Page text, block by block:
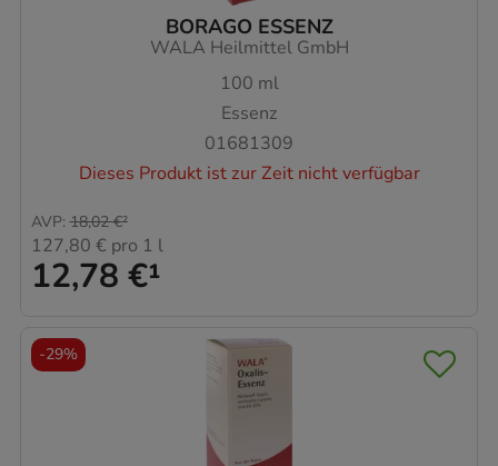
BORAGO ESSENZ
WALA Heilmittel GmbH
100 ml
Essenz
01681309
Dieses Produkt ist zur Zeit nicht verfügbar
12,78 €¹
AVP: 18,02 €²
127,80 € pro 1 l
-29%